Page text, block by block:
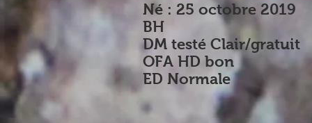
Né : 25 octobre 2019
BH
DM testé Clair/gratuit
OFA HD bon
ED Normale